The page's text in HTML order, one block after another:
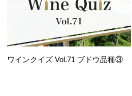
ワインクイズ Vol.71 ブドウ品種③